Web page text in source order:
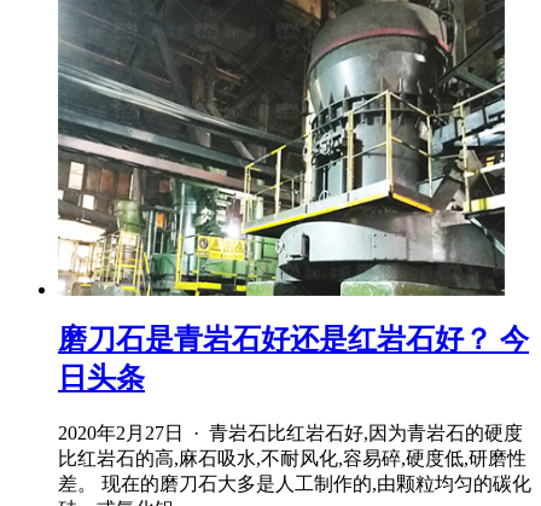
磨刀石是青岩石好还是红岩石好？ 今
日头条
2020年2月27日 · 青岩石比红岩石好,因为青岩石的硬度
比红岩石的高,麻石吸水,不耐风化,容易碎,硬度低,研磨性
差。 现在的磨刀石大多是人工制作的,由颗粒均匀的碳化